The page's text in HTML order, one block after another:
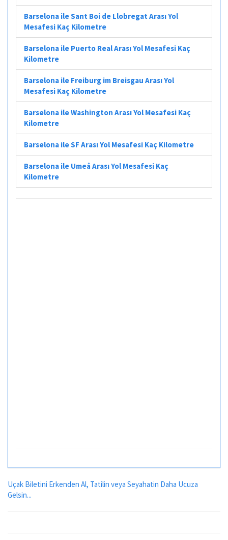
Barselona ile Sant Boi de Llobregat Arası Yol
Mesafesi Kaç Kilometre
Barselona ile Puerto Real Arası Yol Mesafesi Kaç
Kilometre
Barselona ile Freiburg im Breisgau Arası Yol
Mesafesi Kaç Kilometre
Barselona ile Washington Arası Yol Mesafesi Kaç
Kilometre
Barselona ile SF Arası Yol Mesafesi Kaç Kilometre
Barselona ile Umeå Arası Yol Mesafesi Kaç
Kilometre
Uçak Biletini Erkenden Al, Tatilin veya Seyahatin Daha Ucuza
Gelsin...